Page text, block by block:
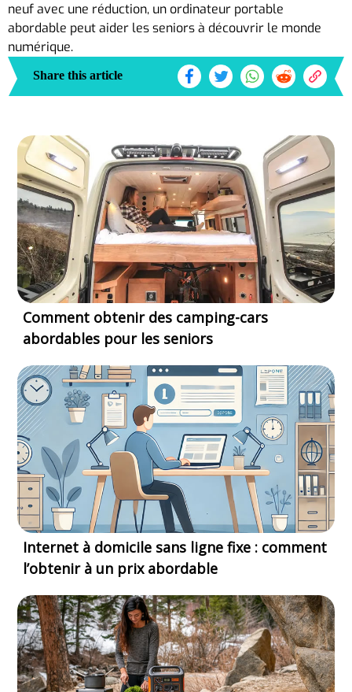
neuf avec une réduction, un ordinateur portable
abordable peut aider les seniors à découvrir le monde
numérique.
Share this article
Comment obtenir des camping-cars
abordables pour les seniors
Internet à domicile sans ligne fixe : comment
l’obtenir à un prix abordable